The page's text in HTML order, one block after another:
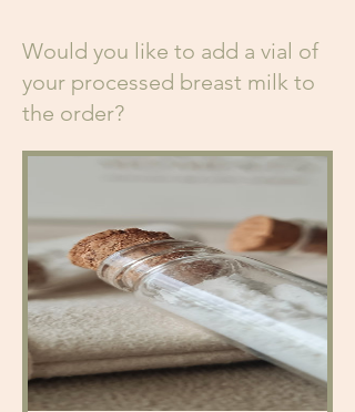
Would you like to add a vial of
your processed breast milk to
the order?